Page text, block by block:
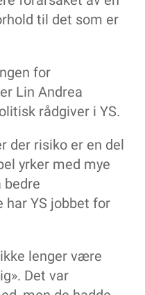
til det som er
for
Lin Andrea
rådgiver i YS.
der risiko er en del
yrker med mye
bedre
har YS jobbet for
lenger være
Det var